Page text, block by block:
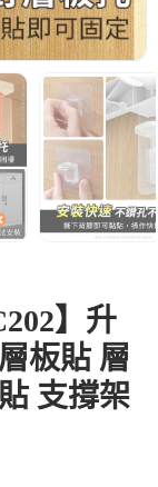
】升
板貼 層
支撐架